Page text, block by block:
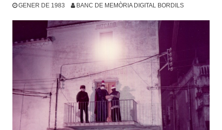
GENER DE 1983 BANC DE MEMÒRIA DIGITAL BORDILS